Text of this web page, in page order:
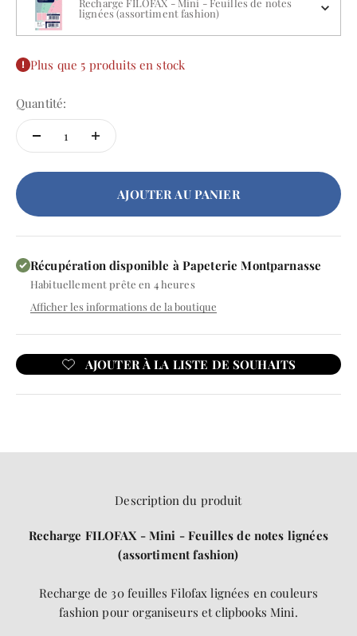
Recharge FILOFAX - Mini - Feuilles de notes
lignées (assortiment fashion)
Plus que 5 produits en stock
Quantité:
AJOUTER AU PANIER
Récupération disponible à Papeterie Montparnasse
Habituellement prête en 4 heures
Afficher les informations de la boutique
Description du produit
Recharge FILOFAX - Mini - Feuilles de notes lignées
(assortiment fashion)
Recharge de 30 feuilles Filofax lignées en couleurs
fashion pour organiseurs et clipbooks Mini.